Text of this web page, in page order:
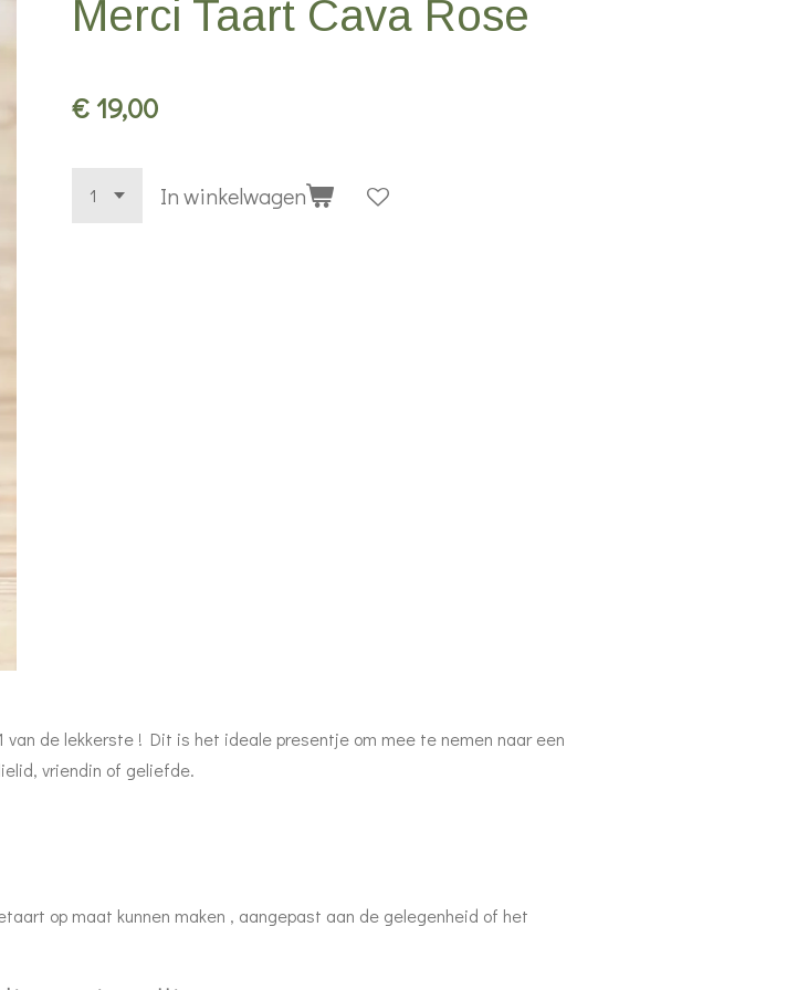
Merci Taart Cava Rose
€ 19,00
In winkelwagen
de lekkerste ! Dit is het ideale presentje om mee te nemen naar een
vriendin of geliefde.
op maat kunnen maken , aangepast aan de gelegenheid of het